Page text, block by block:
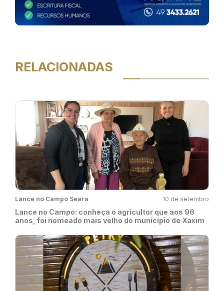
RELACIONADAS
Lance no Campo Seara 10 de setembro
Lance no Campo: conheça o agricultor que aos 96
anos, foi nomeado mais velho do município de Xaxim